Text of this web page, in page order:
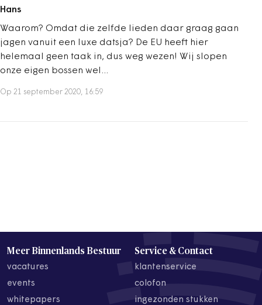
Hans
Waarom? Omdat die zelfde lieden daar graag gaan
jagen vanuit een luxe datsja? De EU heeft hier
helemaal geen taak in, dus weg wezen! Wij slopen
onze eigen bossen wel...
Op 21 september 2020, 16:59
Meer Binnenlands Bestuur
vacatures
events
whitepapers
Service & Contact
klantenservice
colofon
ingezonden stukken